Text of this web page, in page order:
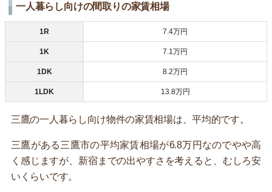
一人暮らし向けの間取りの家賃相場
1R 7.4万円
1K 7.1万円
1DK 8.2万円
1LDK 13.8万円
三鷹の一人暮らし向け物件の家賃相場は、平均的です。
三鷹がある三鷹市の平均家賃相場が6.8万円なのでやや高
く感じますが、新宿までの出やすさを考えると、むしろ安
いくらいです。